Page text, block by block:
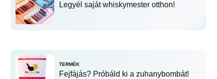
Legyél saját whiskymester otthon!
TERMÉK
Fejfájás? Próbáld ki a zuhanybombát!